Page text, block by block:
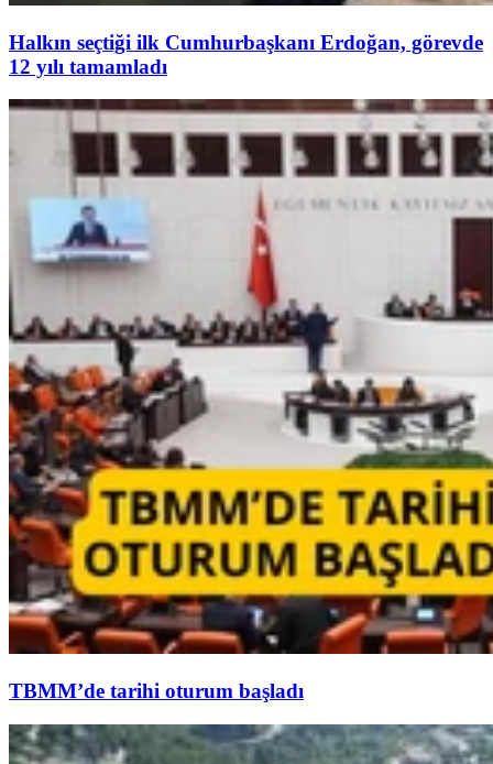
Halkın seçtiği ilk Cumhurbaşkanı Erdoğan, görevde
12 yılı tamamladı
TBMM’de tarihi oturum başladı